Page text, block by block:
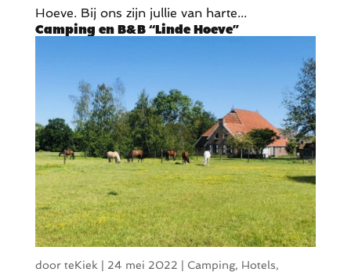
Camping en B&B “Linde Hoeve”
door teKiek 24 mei 2022 Camping, Hotels,
Hoeve. Bij ons zijn jullie van harte...